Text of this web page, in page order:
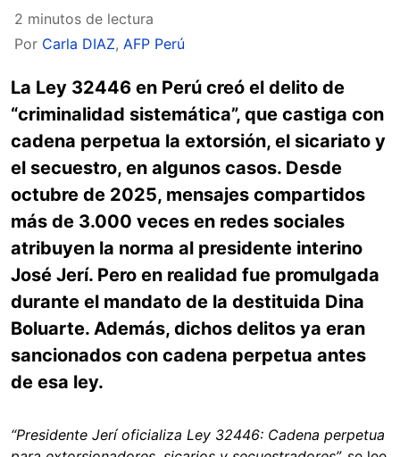
2 minutos de lectura
Por Carla DIAZ, AFP Perú
La Ley 32446 en Perú creó el delito de
“criminalidad sistemática”, que castiga con
cadena perpetua la extorsión, el sicariato y
el secuestro, en algunos casos. Desde
octubre de 2025, mensajes compartidos
más de 3.000 veces en redes sociales
atribuyen la norma al presidente interino
José Jerí. Pero en realidad fue promulgada
durante el mandato de la destituida Dina
Boluarte. Además, dichos delitos ya eran
sancionados con cadena perpetua antes
de esa ley.
“Presidente Jerí oficializa Ley 32446: Cadena perpetua